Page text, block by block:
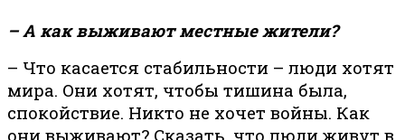
– А как выживают местные жители?
– Что касается стабильности – люди хотят
мира. Они хотят, чтобы тишина была,
спокойствие. Никто не хочет войны. Как
они выживают? Сказать, что люди живут в